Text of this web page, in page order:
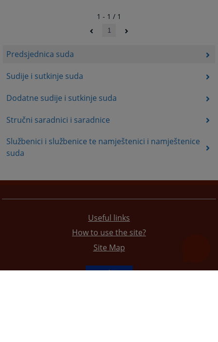
Predsjednica suda
Sudije i sutkinje suda
Dodatne sudije i sutkinje suda
Stručni saradnici i saradnice
Službenici i službenice te namještenici i namještenice
suda
1 - 1 / 1
1
Useful links
How to use the site?
Site Map